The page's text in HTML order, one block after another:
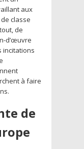
aux
classe
de
d’œuvre
incitations
à faire
de